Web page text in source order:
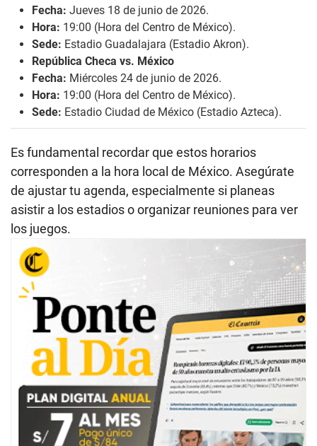
Fecha: Jueves 18 de junio de 2026.
Hora: 19:00 (Hora del Centro de México).
Sede: Estadio Guadalajara (Estadio Akron).
República Checa vs. México
Fecha: Miércoles 24 de junio de 2026.
Hora: 19:00 (Hora del Centro de México).
Sede: Estadio Ciudad de México (Estadio Azteca).
Es fundamental recordar que estos horarios
corresponden a la hora local de México. Asegúrate
de ajustar tu agenda, especialmente si planeas
asistir a los estadios o organizar reuniones para ver
los juegos.